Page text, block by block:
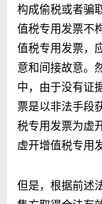
构成偷税或者骗
值税专用发票不
值税专用发票，
意和间接故意。
中，由于没有证
票是以非法手段
税专用发票为虚
虚开增值税专用
但是，根据前述